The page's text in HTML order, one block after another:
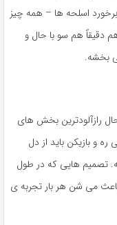
اسلحه ها – همه چیز
دقیقاً هم سو با حال و
بخشه.
رازآلودترین بخش های
و بازیکن باید از دل
تصمیم هایی که در طول
می شن هر بار تجربه ی